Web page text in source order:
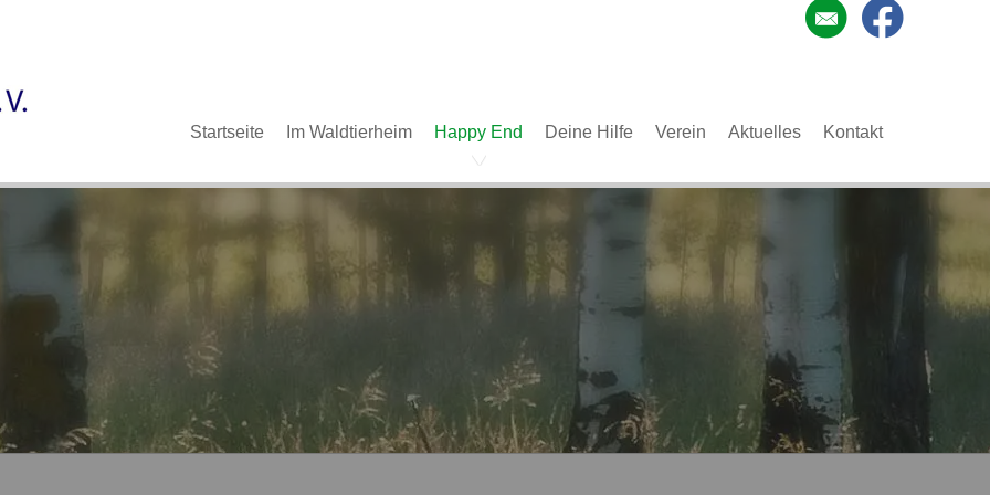
Navigation
überspringen
Startseite Im Waldtierheim Happy End Deine Hilfe Verein Aktuelles Kontakt